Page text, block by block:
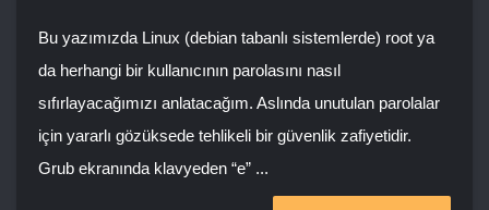
Bu yazımızda Linux (debian tabanlı sistemlerde) root ya
da herhangi bir kullanıcının parolasını nasıl
sıfırlayacağımızı anlatacağım. Aslında unutulan parolalar
için yararlı gözüksede tehlikeli bir güvenlik zafiyetidir.
Grub ekranında klavyeden “e” ...